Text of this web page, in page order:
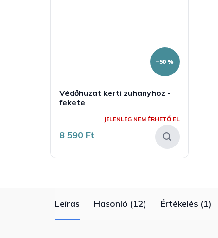
–50 %
Védőhuzat kerti zuhanyhoz -
fekete
JELENLEG NEM ÉRHETŐ EL
8 590 Ft
Leírás Hasonló (12) Értékelés (1)